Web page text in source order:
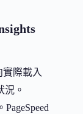
際載入
況。